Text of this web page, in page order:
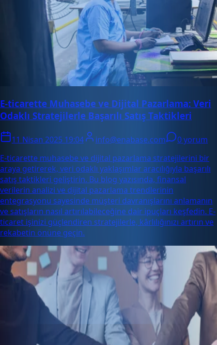
E-ticarette Muhasebe ve Dijital Pazarlama: Veri
Odaklı Stratejilerle Başarılı Satış Taktikleri
11 Nisan 2025 19:04 info@enabase.com
0 yorum
E-ticarette muhasebe ve dijital pazarlama stratejilerini bir
araya getirerek, veri odaklı yaklaşımlar aracılığıyla başarılı
satış taktikleri geliştirin. Bu blog yazısında, finansal
verilerin analizi ve dijital pazarlama trendlerinin
entegrasyonu sayesinde müşteri davranışlarını anlamanın
ve satışların nasıl artırılabileceğine dair ipuçları keşfedin. E-
ticaret işinizi güçlendiren stratejilerle, kârlılığınızı artırın ve
rekabetin önüne geçin.